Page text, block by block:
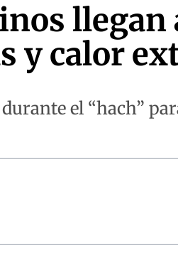
llegan
y calor
el “hach”